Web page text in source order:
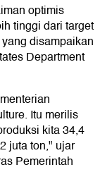
optimis
tinggi dari target
disampaikan
Department
Itu merilis
kita 34,4
juta ton," ujar
Pemerintah